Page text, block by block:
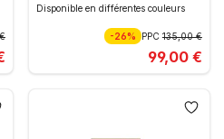
Disponible en différentes couleurs
-26% PPC135,00 €
99,00 €